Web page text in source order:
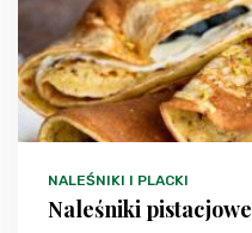
NALEŚNIKI I PLACKI
Naleśniki pistacjowe